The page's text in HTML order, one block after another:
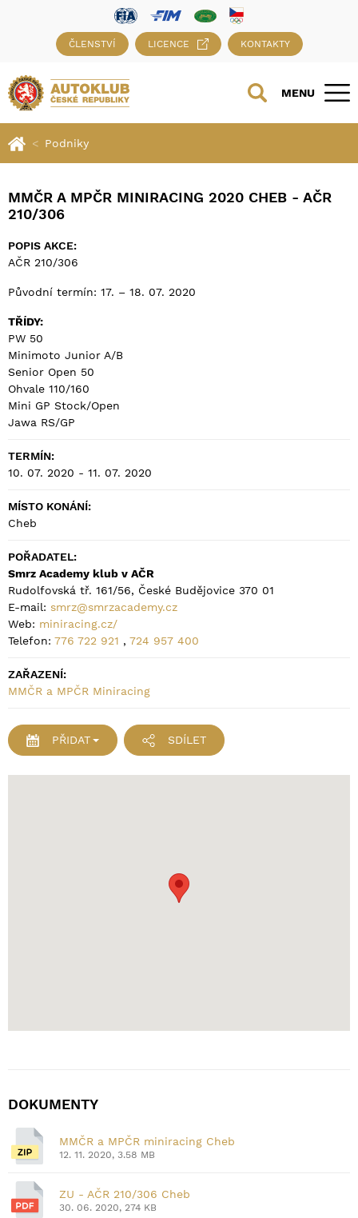
ČLENSTVÍ LICENCE KONTAKTY
MENU
Podniky
MMČR A MPČR MINIRACING 2020 CHEB - AČR
210/306
POPIS AKCE:
AČR 210/306
Původní termín: 17. – 18. 07. 2020
TŘÍDY:
PW 50
Minimoto Junior A/B
Senior Open 50
Ohvale 110/160
Mini GP Stock/Open
Jawa RS/GP
TERMÍN:
10. 07. 2020 - 11. 07. 2020
MÍSTO KONÁNÍ:
Cheb
POŘADATEL:
Smrz Academy klub v AČR
Rudolfovská tř. 161/56, České Budějovice 370 01
E-mail: smrz@smrzacademy.cz
Web: miniracing.cz/
Telefon: 776 722 921 , 724 957 400
ZAŘAZENÍ:
MMČR a MPČR Miniracing
PŘIDAT SDÍLET
DOKUMENTY
MMČR a MPČR miniracing Cheb
12. 11. 2020, 3.58 MB
ZU - AČR 210/306 Cheb
30. 06. 2020, 274 KB